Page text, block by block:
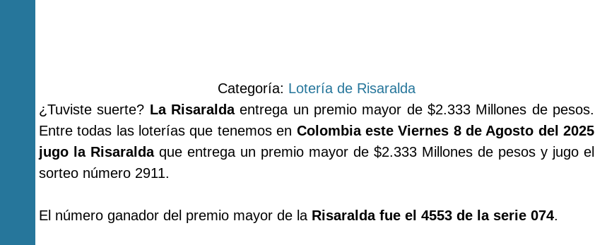
Categoría: Lotería de Risaralda
¿Tuviste suerte? La Risaraldaentrega un premio mayor de $2.333 Millones de pesos.
Entre todas las loterías que tenemos en Colombia este Viernes 8 de Agosto del 2025
jugo la Risaraldaque entrega un premio mayor de $2.333 Millones de pesos y jugo el
sorteo número 2911.
El número ganador del premio mayor de la Risaralda fue el 4553 de la serie 074.